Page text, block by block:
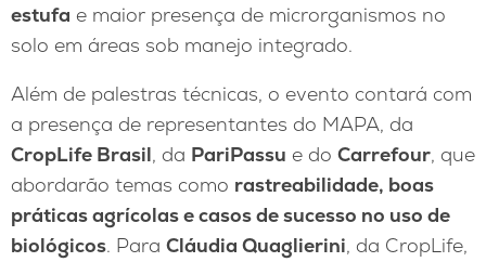
estufa e maior presença de microrganismos no
solo em áreas sob manejo integrado.
Além de palestras técnicas, o evento contará com
a presença de representantes do MAPA, da
CropLife Brasil, da PariPassu e do Carrefour, que
abordarão temas como rastreabilidade, boas
práticas agrícolas e casos de sucesso no uso de
biológicos. Para Cláudia Quaglierini, da CropLife,